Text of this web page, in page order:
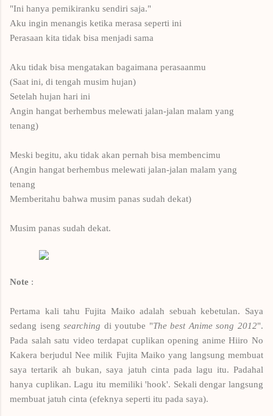
"Ini hanya pemikiranku sendiri saja."
Aku ingin menangis ketika merasa seperti ini
Perasaan kita tidak bisa menjadi sama
Aku tidak bisa mengatakan bagaimana perasaanmu
(Saat ini, di tengah musim hujan)
Setelah hujan hari ini
Angin hangat berhembus melewati jalan-jalan malam yang
tenang)
Meski begitu, aku tidak akan pernah bisa membencimu
(Angin hangat berhembus melewati jalan-jalan malam yang
tenang
Memberitahu bahwa musim panas sudah dekat)
Musim panas sudah dekat.
Note :
Pertama kali tahu Fujita Maiko adalah sebuah kebetulan. Saya
sedang isengsearching di youtube "The best Anime song 2012".
Pada salah satu video terdapat cuplikan opening anime Hiiro No
Kakera berjudul Nee milik Fujita Maiko yang langsung membuat
saya tertarik ah bukan, saya jatuh cinta pada lagu itu. Padahal
hanya cuplikan. Lagu itu memiliki 'hook'. Sekali dengar langsung
membuat jatuh cinta (efeknya seperti itu pada saya).